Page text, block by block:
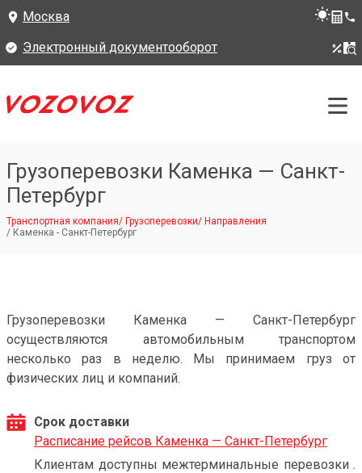
Москва
Электронный документооборот
Грузоперевозки Каменка — Санкт-
Петербург
Транспортная компания/ Грузоперевозки/ Направления
/ Каменка - Санкт-Петербург
Грузоперевозки Каменка — Санкт-Петербург
осуществляются автомобильным транспортом
несколько раз в неделю. Мы принимаем груз от
физических лиц и компаний.
Срок доставки
Расписание рейсов Каменка — Санкт-Петербург
Клиентам доступны межтерминальные перевозки .